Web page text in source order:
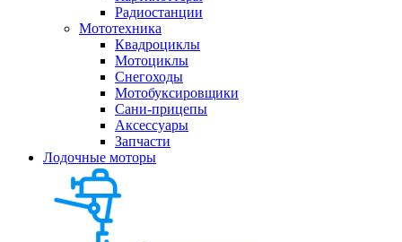
Радиостанции
Мототехника
Квадроциклы
Мотоциклы
Снегоходы
Мотобуксировщики
Сани-прицепы
Аксессуары
Запчасти
Лодочные моторы